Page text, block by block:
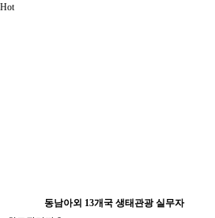
Hot
동남아외 13개국 생태관광 실무자